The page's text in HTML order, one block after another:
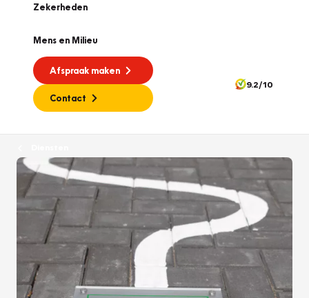
Zekerheden
Mens en Milieu
Afspraak maken
Contact
9.2/10